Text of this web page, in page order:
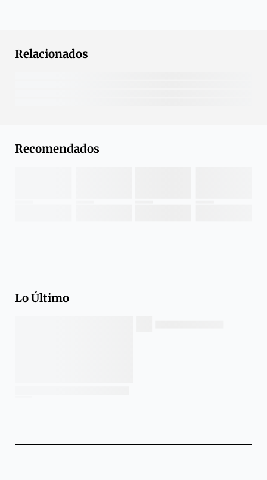
Relacionados
Recomendados
Lo Último